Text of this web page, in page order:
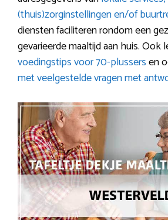
(thuis)zorginstellingen en/of
diensten faciliteren rondom een
gevarieerde maaltijd aan huis. Ook
voedingstips voor 70-plussersen
met veelgestelde vragen met